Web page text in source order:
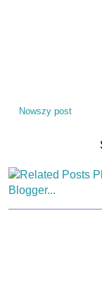
Nowszy post